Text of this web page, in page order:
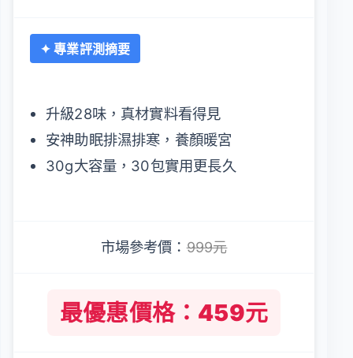
✦ 專業評測摘要
升級28味，真材實料看得見
安神助眠排濕排寒，養顏暖宮
30g大容量，30包實用更長久
市場參考價：999元
最優惠價格：459元